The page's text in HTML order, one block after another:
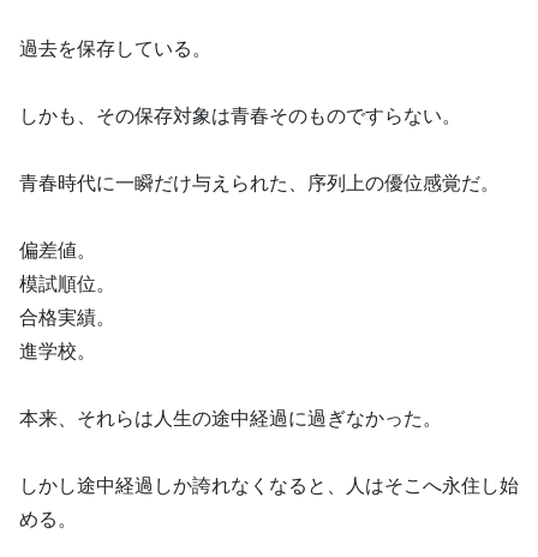
過去を保存している。
しかも、その保存対象は青春そのものですらない。
青春時代に一瞬だけ与えられた、序列上の優位感覚だ。
偏差値。
模試順位。
合格実績。
進学校。
本来、それらは人生の途中経過に過ぎなかった。
しかし途中経過しか誇れなくなると、人はそこへ永住し始
める。